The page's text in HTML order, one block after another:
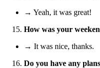
→ Yeah, it was great!
How was your
→ It was nice, thanks.
Do you have any